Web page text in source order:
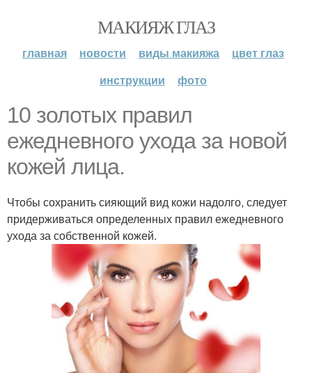
МАКИЯЖ ГЛАЗ
главная новости виды макияжа
цвет глаз
инструкции
фото
10 золотых правил
ежедневного ухода за новой
кожей лица.
Чтобы сохранить сияющий вид кожи надолго, следует
придерживаться определенных правил ежедневного
ухода за собственной кожей.